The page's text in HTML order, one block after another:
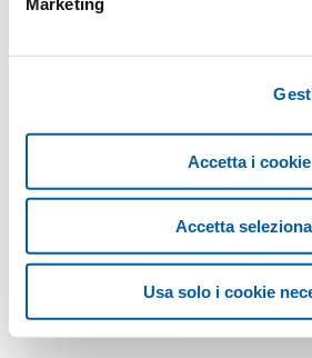
Accetta i cookie
Accetta
Usa solo i cookie